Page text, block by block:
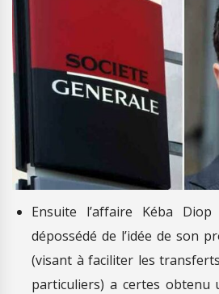
Ensuite l’affaire Kéba
dépossédé de l’idée de son
(visant à faciliter les
particuliers) a certes obtenu